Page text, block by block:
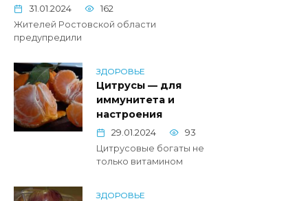
31.01.2024
162
Жителей Ростовской области
предупредили
ЗДОРОВЬЕ
Цитрусы — для
иммунитета и
настроения
29.01.2024
93
Цитрусовые богаты не
только витамином
ЗДОРОВЬЕ